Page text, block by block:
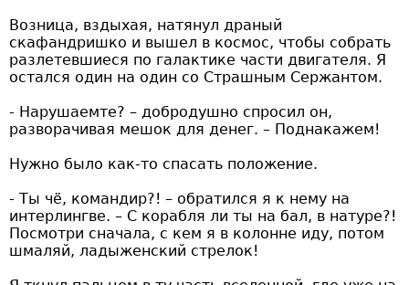
Возница, вздыхая, натянул драный
скафандришко и вышел в космос, чтобы собрать
разлетевшиеся по галактике части двигателя. Я
остался один на один со Страшным Сержантом.
- Нарушаемте? – добродушно спросил он,
разворачивая мешок для денег. – Поднакажем!
Нужно было как-то спасать положение.
- Ты чё, командир?! – обратился я к нему на
интерлингве. – С корабля ли ты на бал, в натуре?!
Посмотри сначала, с кем я в колонне иду, потом
шмаляй, ладыженский стрелок!